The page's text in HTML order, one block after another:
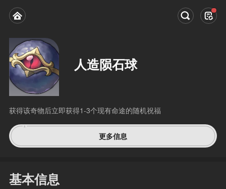
人造陨石球
获得该奇物后立即获得1-3个现有命途的随机祝福
更多信息
基本信息